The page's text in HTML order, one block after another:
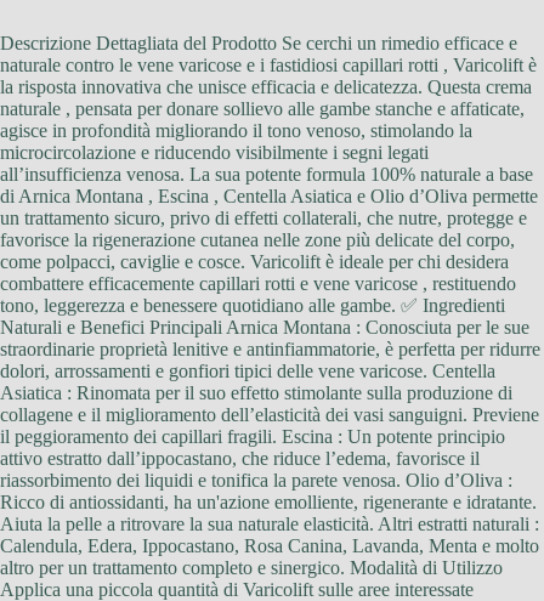
Descrizione Dettagliata del Prodotto Se cerchi un rimedio efficace e
naturale contro le vene varicose e i fastidiosi capillari rotti , Varicolift è
la risposta innovativa che unisce efficacia e delicatezza. Questa crema
naturale , pensata per donare sollievo alle gambe stanche e affaticate,
agisce in profondità migliorando il tono venoso, stimolando la
microcircolazione e riducendo visibilmente i segni legati
all’insufficienza venosa. La sua potente formula 100% naturale a base
di Arnica Montana , Escina , Centella Asiatica e Olio d’Oliva permette
un trattamento sicuro, privo di effetti collaterali, che nutre, protegge e
favorisce la rigenerazione cutanea nelle zone più delicate del corpo,
come polpacci, caviglie e cosce. Varicolift è ideale per chi desidera
combattere efficacemente capillari rotti e vene varicose , restituendo
tono, leggerezza e benessere quotidiano alle gambe. ✅ Ingredienti
Naturali e Benefici Principali Arnica Montana : Conosciuta per le sue
straordinarie proprietà lenitive e antinfiammatorie, è perfetta per ridurre
dolori, arrossamenti e gonfiori tipici delle vene varicose. Centella
Asiatica : Rinomata per il suo effetto stimolante sulla produzione di
collagene e il miglioramento dell’elasticità dei vasi sanguigni. Previene
il peggioramento dei capillari fragili. Escina : Un potente principio
attivo estratto dall’ippocastano, che riduce l’edema, favorisce il
riassorbimento dei liquidi e tonifica la parete venosa. Olio d’Oliva :
Ricco di antiossidanti, ha un'azione emolliente, rigenerante e idratante.
Aiuta la pelle a ritrovare la sua naturale elasticità. Altri estratti naturali :
Calendula, Edera, Ippocastano, Rosa Canina, Lavanda, Menta e molto
altro per un trattamento completo e sinergico. Modalità di Utilizzo
Applica una piccola quantità di Varicolift sulle aree interessate